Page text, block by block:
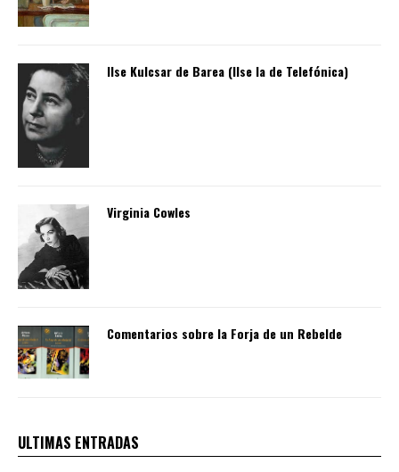
Ilse Kulcsar de Barea (Ilse la de Telefónica)
Virginia Cowles
Comentarios sobre la Forja de un Rebelde
ULTIMAS ENTRADAS